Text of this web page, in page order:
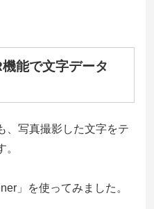
能で文字データ
、写真撮影した文字をテ
」を使ってみました。